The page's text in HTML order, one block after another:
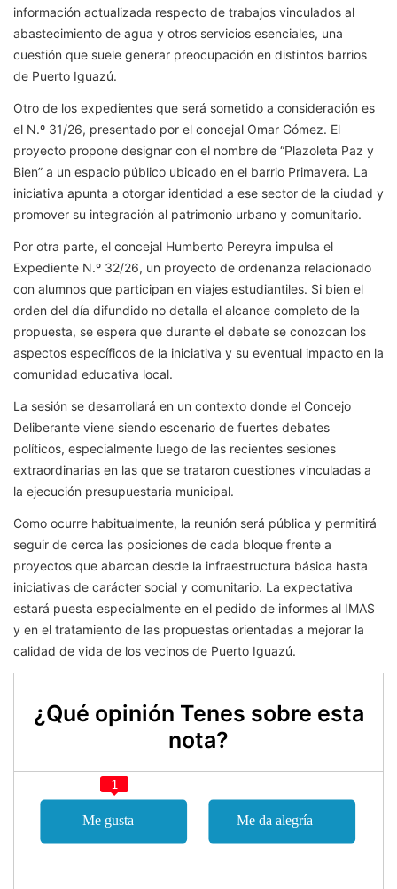
información actualizada respecto de trabajos vinculados al
abastecimiento de agua y otros servicios esenciales, una
cuestión que suele generar preocupación en distintos barrios
de Puerto Iguazú.
Otro de los expedientes que será sometido a consideración es
el N.º 31/26, presentado por el concejal Omar Gómez. El
proyecto propone designar con el nombre de “Plazoleta Paz y
Bien” a un espacio público ubicado en el barrio Primavera. La
iniciativa apunta a otorgar identidad a ese sector de la ciudad y
promover su integración al patrimonio urbano y comunitario.
Por otra parte, el concejal Humberto Pereyra impulsa el
Expediente N.º 32/26, un proyecto de ordenanza relacionado
con alumnos que participan en viajes estudiantiles. Si bien el
orden del día difundido no detalla el alcance completo de la
propuesta, se espera que durante el debate se conozcan los
aspectos específicos de la iniciativa y su eventual impacto en la
comunidad educativa local.
La sesión se desarrollará en un contexto donde el Concejo
Deliberante viene siendo escenario de fuertes debates
políticos, especialmente luego de las recientes sesiones
extraordinarias en las que se trataron cuestiones vinculadas a
la ejecución presupuestaria municipal.
Como ocurre habitualmente, la reunión será pública y permitirá
seguir de cerca las posiciones de cada bloque frente a
proyectos que abarcan desde la infraestructura básica hasta
iniciativas de carácter social y comunitario. La expectativa
estará puesta especialmente en el pedido de informes al IMAS
y en el tratamiento de las propuestas orientadas a mejorar la
calidad de vida de los vecinos de Puerto Iguazú.
¿Qué opinión Tenes sobre esta
nota?
1